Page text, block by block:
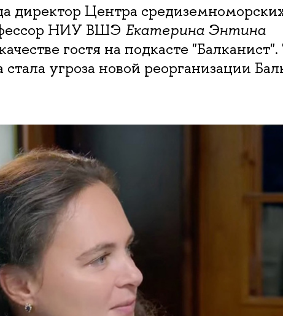
директор Центра
НИУ ВШЭ Екатерина Энтина
гостя на подкасте
стала угроза новой реорганизации